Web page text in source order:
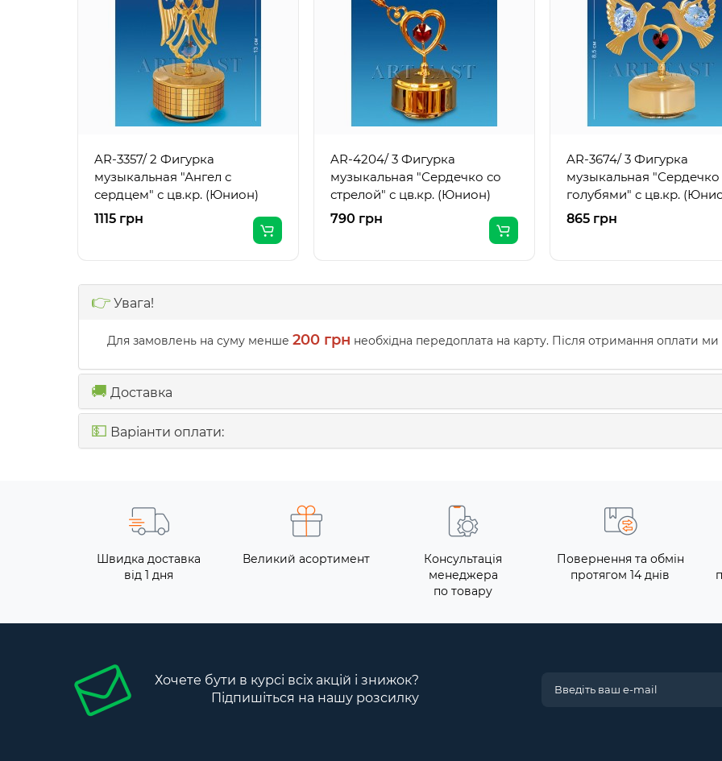
AR-3357/ 2 Фигурка
музыкальная "Ангел с
сердцем" с цв.кр. (Юнион)
1115 грн
AR-4204/ 3 Фигурка
музыкальная "Сердечко со
стрелой" с цв.кр. (Юнион)
790 грн
AR-3674/ 3 Фигурка
музыкальная "Сердечко
голубями" с цв.кр.
865 грн
👉 Увага!
Для замовлень на суму менше 200 грн необхідна передоплата на карту. Після отримання оплати
🚚 Доставка
💵 Варіанти оплати:
Швидка доставка
від 1 дня
Великий асортимент
Консультація
менеджера
по товару
Повернення та обмін
протягом 14 днів
Хочете бути в курсі всіх акцій і знижок?
Підпишіться на нашу розсилку